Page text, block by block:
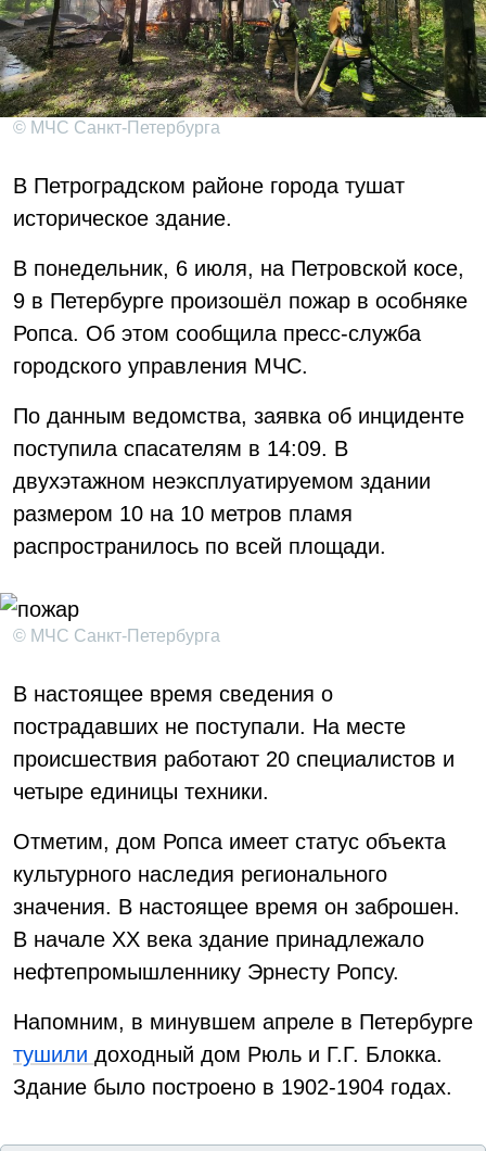
© МЧС Санкт-Петербурга
В Петроградском районе города тушат
историческое здание.
В понедельник, 6 июля, на Петровской косе,
9 в Петербурге произошёл пожар в особняке
Ропса. Об этом сообщила пресс-служба
городского управления МЧС.
По данным ведомства, заявка об инциденте
поступила спасателям в 14:09. В
двухэтажном неэксплуатируемом здании
размером 10 на 10 метров пламя
распространилось по всей площади.
© МЧС Санкт-Петербурга
В настоящее время сведения о
пострадавших не поступали. На месте
происшествия работают 20 специалистов и
четыре единицы техники.
Отметим, дом Ропса имеет статус объекта
культурного наследия регионального
значения. В настоящее время он заброшен.
В начале XX века здание принадлежало
нефтепромышленнику Эрнесту Ропсу.
Напомним, в минувшем апреле в Петербурге
тушили доходный дом Рюль и Г.Г. Блокка.
Здание было построено в 1902-1904 годах.